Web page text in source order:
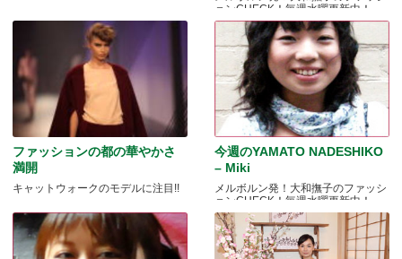
ョンCHECK！毎週水曜更新中！
ファッションの都の華やかさ
満開
キャットウォークのモデルに注目!!
今週のYAMATO NADESHIKO
– Miki
メルボルン発！大和撫子のファッシ
ョンCHECK！毎週水曜更新中！